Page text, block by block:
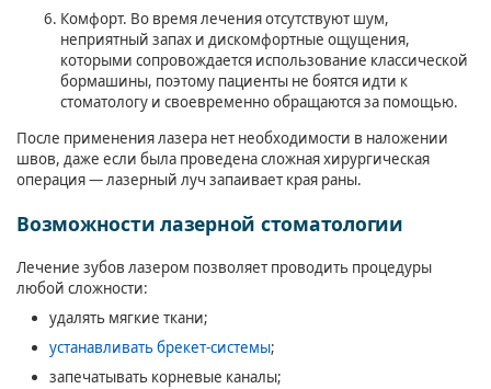
Комфорт. Во время лечения отсутствуют шум,
неприятный запах и дискомфортные ощущения,
которыми сопровождается использование классической
бормашины, поэтому пациенты не боятся идти к
стоматологу и своевременно обращаются за помощью.
После применения лазера нет необходимости в наложении
швов, даже если была проведена сложная хирургическая
операция — лазерный луч запаивает края раны.
Возможности лазерной стоматологии
Лечение зубов лазером позволяет проводить процедуры
любой сложности:
удалять мягкие ткани;
устанавливать брекет-системы;
запечатывать корневые каналы;